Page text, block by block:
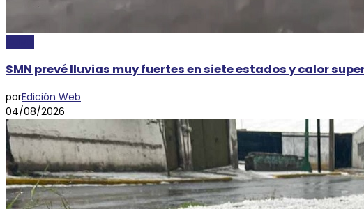
SMN prevé lluvias muy fuertes en siete estados y calor
porEdición Web
04/08/2026